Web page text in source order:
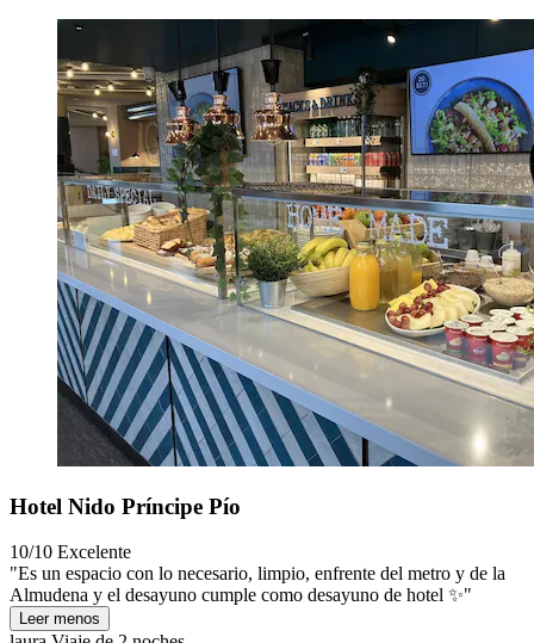
Hotel Nido Príncipe Pío
10/10 Excelente
"Es un espacio con lo necesario, limpio, enfrente del metro y de la
Almudena y el desayuno cumple como desayuno de hotel ✨"
Leer menos